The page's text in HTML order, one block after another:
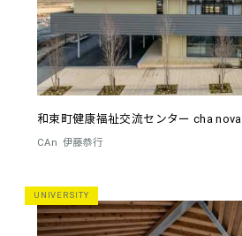
和束町健康福祉交流センター cha nova
CAn 伊藤恭行
UNIVERSITY